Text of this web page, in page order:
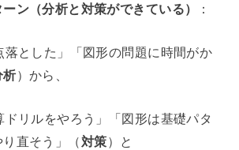
ン（分析と対策ができている） ：
落とした」「図形の問題に時間がか
析）から、
ドリルをやろう」「図形は基礎パタ
直そう」（対策）と